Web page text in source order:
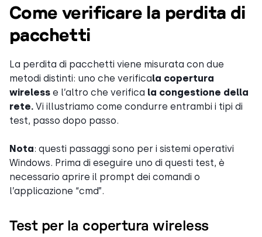
Come verificare la perdita di
pacchetti
La perdita di pacchetti viene misurata con due
metodi distinti: uno che verificala copertura
wireless e l’altro che verifica la congestione della
rete. Vi illustriamo come condurre entrambi i tipi di
test, passo dopo passo.
Nota: questi passaggi sono per i sistemi operativi
Windows. Prima di eseguire uno di questi test, è
necessario aprire il prompt dei comandi o
l’applicazione “cmd”.
Test per la copertura wireless